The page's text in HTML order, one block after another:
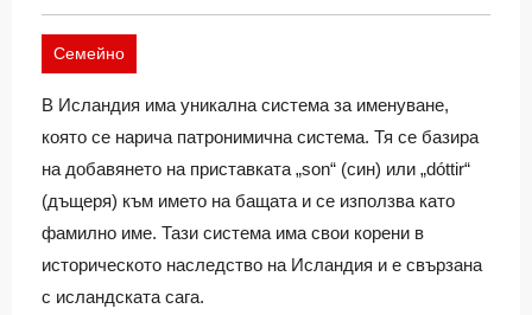
Семейно
В Исландия има уникална система за именуване,
която се нарича патронимична система. Тя се базира
на добавянето на приставката „son“ (син) или „dóttir“
(дъщеря) към името на бащата и се използва като
фамилно име. Тази система има свои корени в
историческото наследство на Исландия и е свързана
с исландската сага.